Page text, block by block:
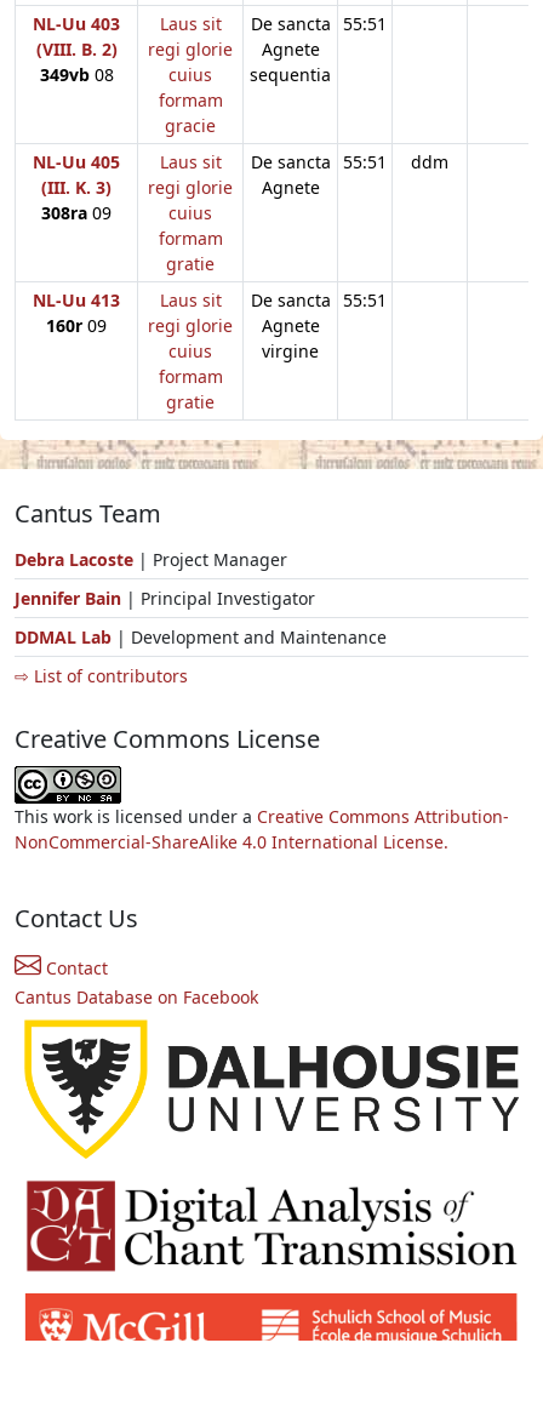
NL-Uu 403
(VIII. B. 2)
349vb08
Laus sit
regi glorie
cuius
formam
gracie
De sancta
Agnete
sequentia
55:51
NL-Uu 405
(III. K. 3)
308ra 09
Laus sit
regi glorie
cuius
formam
gratie
De sancta
Agnete
55:51 ddm
NL-Uu 413
160r 09
Laus sit
regi glorie
cuius
formam
gratie
De sancta
Agnete
virgine
55:51
Cantus Team
Debra Lacoste | Project Manager
Jennifer Bain | Principal Investigator
DDMAL Lab | Development and Maintenance
⇨ List of contributors
Creative Commons License
This work is licensed under a Creative Commons Attribution-
NonCommercial-ShareAlike 4.0 International License.
Contact Us
Contact
Cantus Database on Facebook